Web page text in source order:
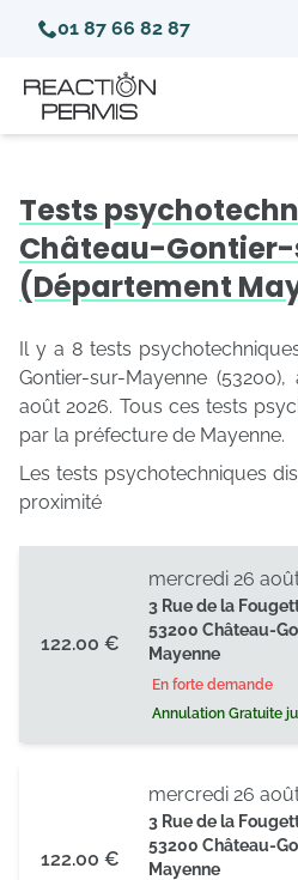
01 87 66 82 87
Invalidation du permis
Annulation du permis de
Médecins agréés pour le
Visite médicale test
Tests
Château-
(Département
Il y a 8 tests
Gontier-sur-Mayenne
août 2026. Tous ces tests
par la préfecture de Mayenne.
Les tests psychotechniques
proximité
122.00 €
3 Rue de la
53200 Château-
Mayenne
En forte demande
Annulation Gratuite
mercredi 26
122.00 €
3 Rue de la
53200 Château-
Mayenne
mercredi 26